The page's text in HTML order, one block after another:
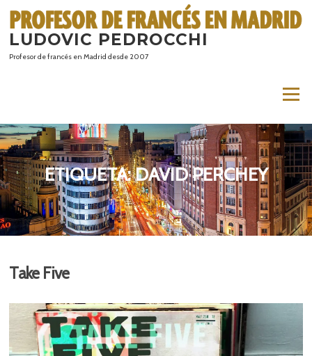
contenido
LUDOVIC PEDROCCHI
Profesor de francés en Madrid desde 2007
Menú
ETIQUETA:DAVID PERCHEY
Take Five